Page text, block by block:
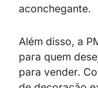
aconchegante.
Além disso, a
para quem
para vender.